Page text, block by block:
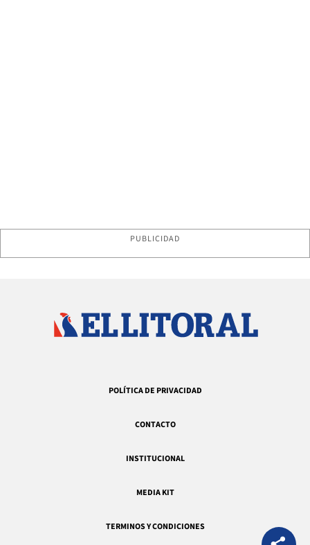
PUBLICIDAD
POLÍTICA DE PRIVACIDAD
CONTACTO
INSTITUCIONAL
MEDIA KIT
TERMINOS Y CONDICIONES